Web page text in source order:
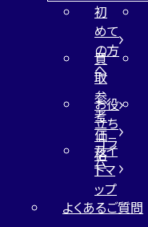
初
めて
の方
へ
買
取
参
考
価
格
お役
立ち
コラ
ム
サイ
トマ
ップ
よくあるご質問